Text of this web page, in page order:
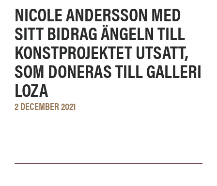
NICOLE ANDERSSON MED
SITT BIDRAG ÄNGELN TILL
KONSTPROJEKTET UTSATT,
SOM DONERAS TILL GALLERI
LOZA
2 DECEMBER 2021